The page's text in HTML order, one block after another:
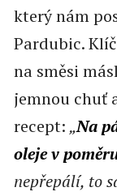
který nám
Pardubic.
na směsi
jemnou chuť
recept: „Na
oleje v
nepřepálí, to